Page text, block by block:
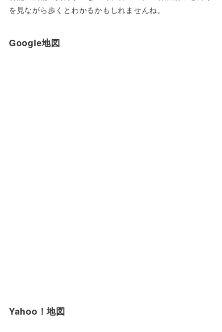
を見ながら歩くとわかるかもしれませんね。
Google地図
Yahoo！地図